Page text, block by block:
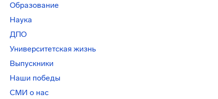
Образование
Наука
ДПО
Университетская жизнь
Выпускники
Наши победы
СМИ о нас